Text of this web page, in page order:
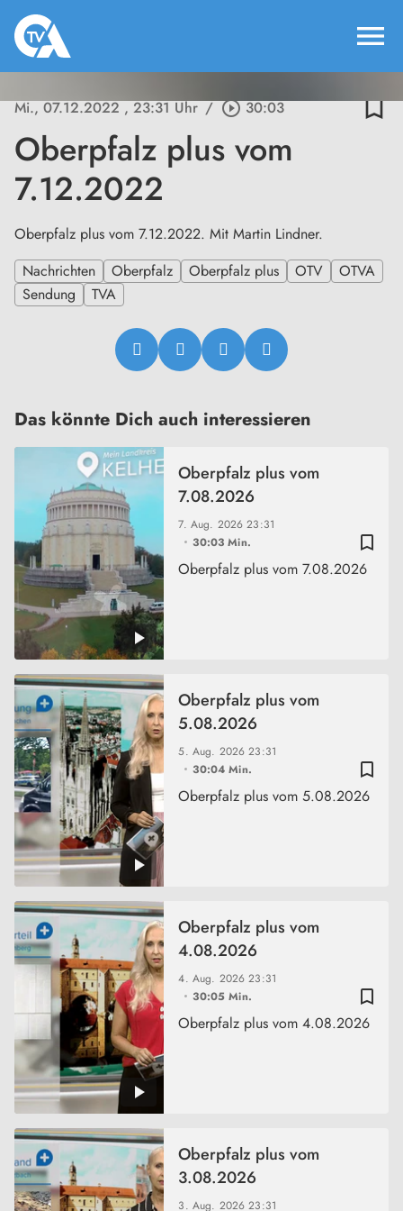
menu
Mi., 07.12.2022, 23:31 Uhr / play_circle_outline30:03 bookmark_border
Oberpfalz plus vom
7.12.2022
Oberpfalz plus vom 7.12.2022. Mit Martin Lindner.
Nachrichten
Oberpfalz Oberpfalz plus OTV
OTVA
Sendung
TVA
Das könnte Dich auch interessieren
bookmark_border
7. Aug. 202623:31
30:03 Min.
Oberpfalz plus vom
7.08.2026
Oberpfalz plus vom 7.08.2026
bookmark_border
5. Aug. 202623:31
30:04 Min.
Oberpfalz plus vom
5.08.2026
Oberpfalz plus vom 5.08.2026
bookmark_border
4. Aug. 202623:31
30:05 Min.
Oberpfalz plus vom
4.08.2026
Oberpfalz plus vom 4.08.2026
3. Aug. 202623:31
Oberpfalz plus vom
3.08.2026